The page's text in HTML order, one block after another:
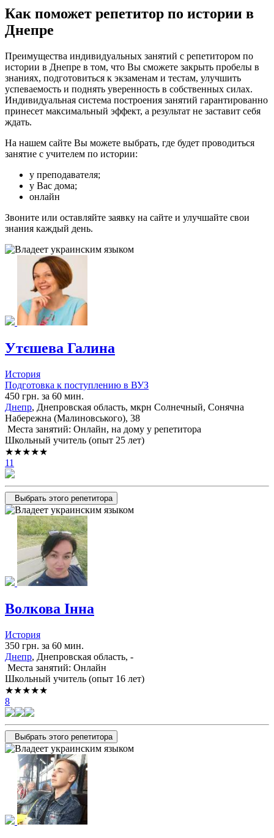
Как поможет репетитор по истории в
Днепре
Преимущества индивидуальных занятий с репетитором по
истории в Днепре в том, что Вы сможете закрыть пробелы в
знаниях, подготовиться к экзаменам и тестам, улучшить
успеваемость и поднять уверенность в собственных силах.
Индивидуальная система построения занятий гарантированно
принесет максимальный эффект, а результат не заставит себя
ждать.
На нашем сайте Вы можете выбрать, где будет проводиться
занятие с учителем по истории:
у преподавателя;
у Вас дома;
онлайн
Звоните или оставляйте заявку на сайте и улучшайте свои
знания каждый день.
Утєшева Галина
История
Подготовка к поступлению в ВУЗ
450 грн. за 60 мин.
Днепр, Днепровская область, мкрн Солнечный, Сонячна
Набережна (Малиновського), 38
Места занятий: Онлайн, на дому у репетитора
Школьный учитель (опыт 25 лет)
★★★★★
11
Выбрать этого репетитора
Волкова Інна
История
350 грн. за 60 мин.
Днепр, Днепровская область, -
Места занятий: Онлайн
Школьный учитель (опыт 16 лет)
★★★★★
8
Выбрать этого репетитора